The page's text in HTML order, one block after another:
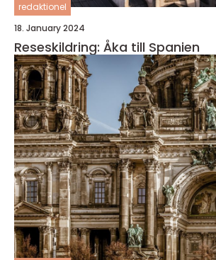
redaktionel
18. January 2024
Reseskildring: Åka till Spanien